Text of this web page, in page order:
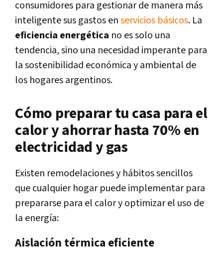
consumidores para gestionar de manera más
inteligente sus gastos enservicios básicos. La
eficiencia energética no es solo una
tendencia, sino una necesidad imperante para
la sostenibilidad económica y ambiental de
los hogares argentinos.
Cómo preparar tu casa para el
calor y ahorrar hasta 70% en
electricidad y gas
Existen remodelaciones y hábitos sencillos
que cualquier hogar puede implementar para
prepararse para el calor y optimizar el uso de
la energía:
Aislación térmica eficiente